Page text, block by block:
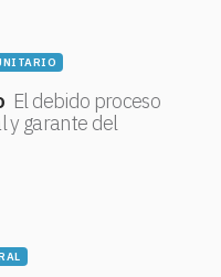
El debido proceso
y garante del